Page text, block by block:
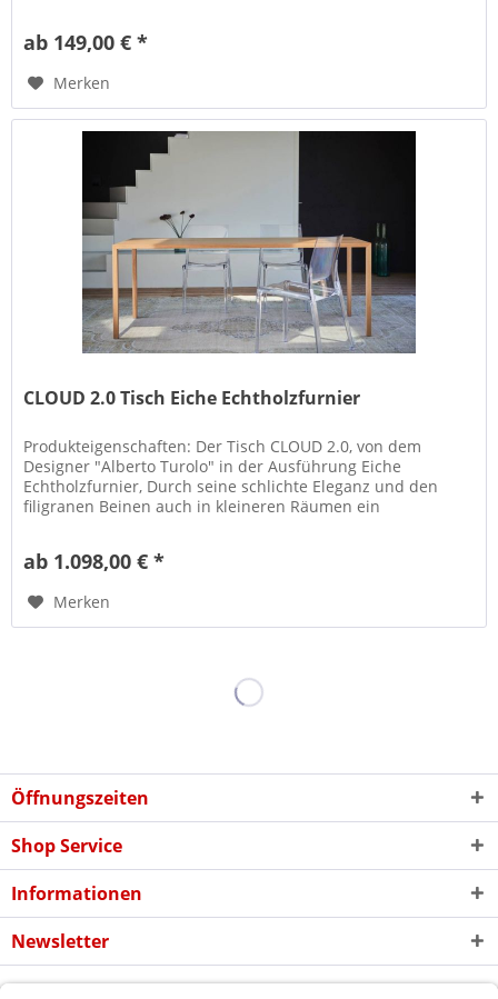
ab 149,00 € *
Merken
CLOUD 2.0 Tisch Eiche Echtholzfurnier
Produkteigenschaften: Der Tisch CLOUD 2.0, von dem
Designer "Alberto Turolo" in der Ausführung Eiche
Echtholzfurnier, Durch seine schlichte Eleganz und den
filigranen Beinen auch in kleineren Räumen ein
ab 1.098,00 € *
Merken
Öffnungszeiten
Shop Service
Informationen
Newsletter